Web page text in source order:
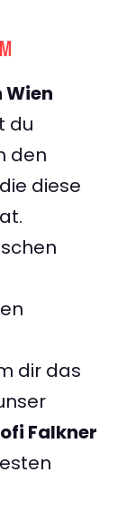
Wien
du
den
diese
dir das
Falkner